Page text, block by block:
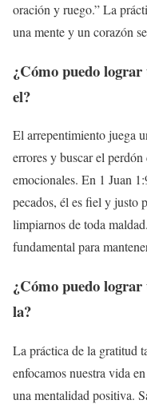
oración y ruego.” La
una mente y un corazón
¿Cómo puedo
el?
El arrepentimiento juega
errores y buscar el
emocionales. En 1 Juan
pecados, él es fiel y justo
limpiarnos de toda
fundamental para
¿Cómo puedo
la?
La práctica de la gratitud
enfocamos nuestra vida
una mentalidad positiva.